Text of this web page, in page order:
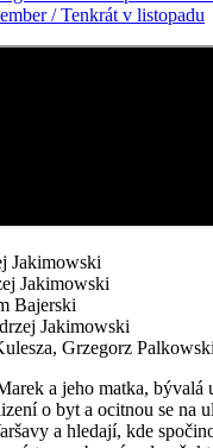
Jakimowski
Jakimowski
Bajerski
Jakimowski
Grzegorz
a jeho matka,
o byt a ocitnou se na
a hledají, kde